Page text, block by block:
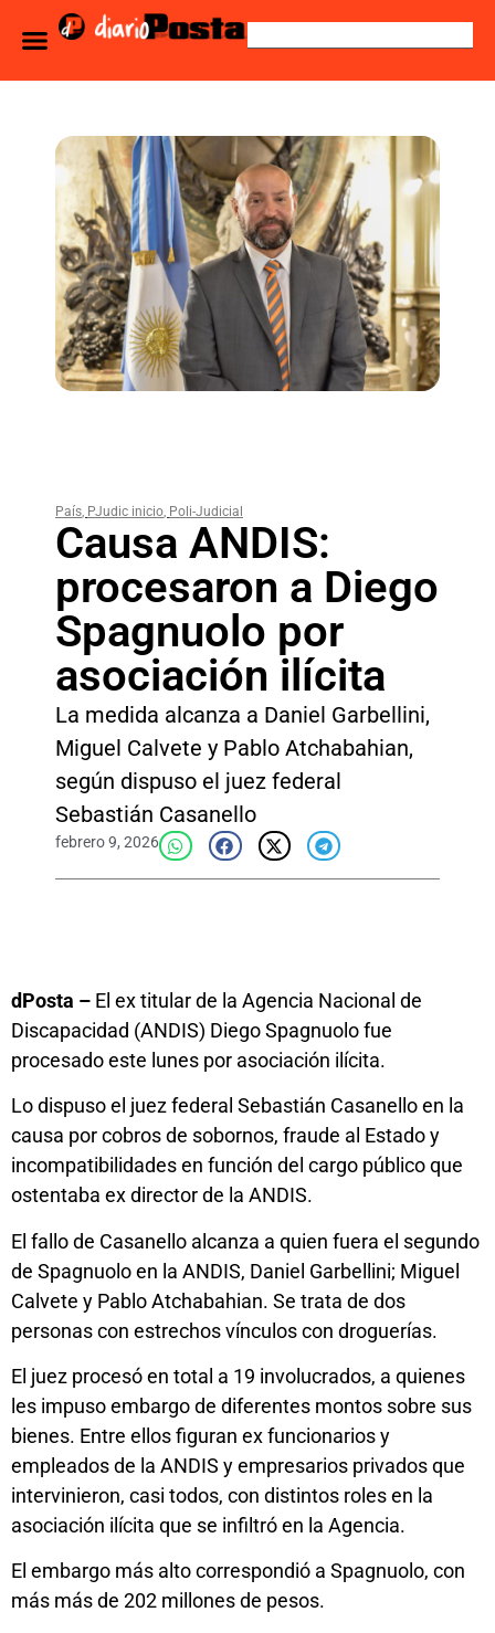
País, PJudic inicio, Poli-Judicial
Causa ANDIS:
procesaron a Diego
Spagnuolo por
asociación ilícita
La medida alcanza a Daniel Garbellini,
Miguel Calvete y Pablo Atchabahian,
según dispuso el juez federal
Sebastián Casanello
febrero 9, 2026
dPosta – El ex titular de la Agencia Nacional de
Discapacidad (ANDIS) Diego Spagnuolo fue
procesado este lunes por asociación ilícita.
Lo dispuso el juez federal Sebastián Casanello en la
causa por cobros de sobornos, fraude al Estado y
incompatibilidades en función del cargo público que
ostentaba ex director de la ANDIS.
El fallo de Casanello alcanza a quien fuera el segundo
de Spagnuolo en la ANDIS, Daniel Garbellini; Miguel
Calvete y Pablo Atchabahian. Se trata de dos
personas con estrechos vínculos con droguerías.
El juez procesó en total a 19 involucrados, a quienes
les impuso embargo de diferentes montos sobre sus
bienes. Entre ellos figuran ex funcionarios y
empleados de la ANDIS y empresarios privados que
intervinieron, casi todos, con distintos roles en la
asociación ilícita que se infiltró en la Agencia.
El embargo más alto correspondió a Spagnuolo, con
más más de 202 millones de pesos.